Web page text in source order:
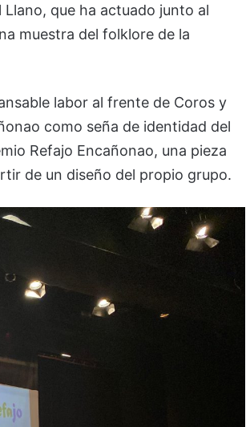
que ha actuado junto al
muestra del folklore de la
labor al frente de Coros y
como seña de identidad del
Refajo Encañonao, una pieza
de un diseño del propio grupo.